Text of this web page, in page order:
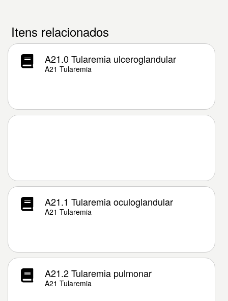
Itens relacionados
A21.0 Tularemia ulceroglandular
A21 Tularemia
A21.1 Tularemia oculoglandular
A21 Tularemia
A21.2 Tularemia pulmonar
A21 Tularemia